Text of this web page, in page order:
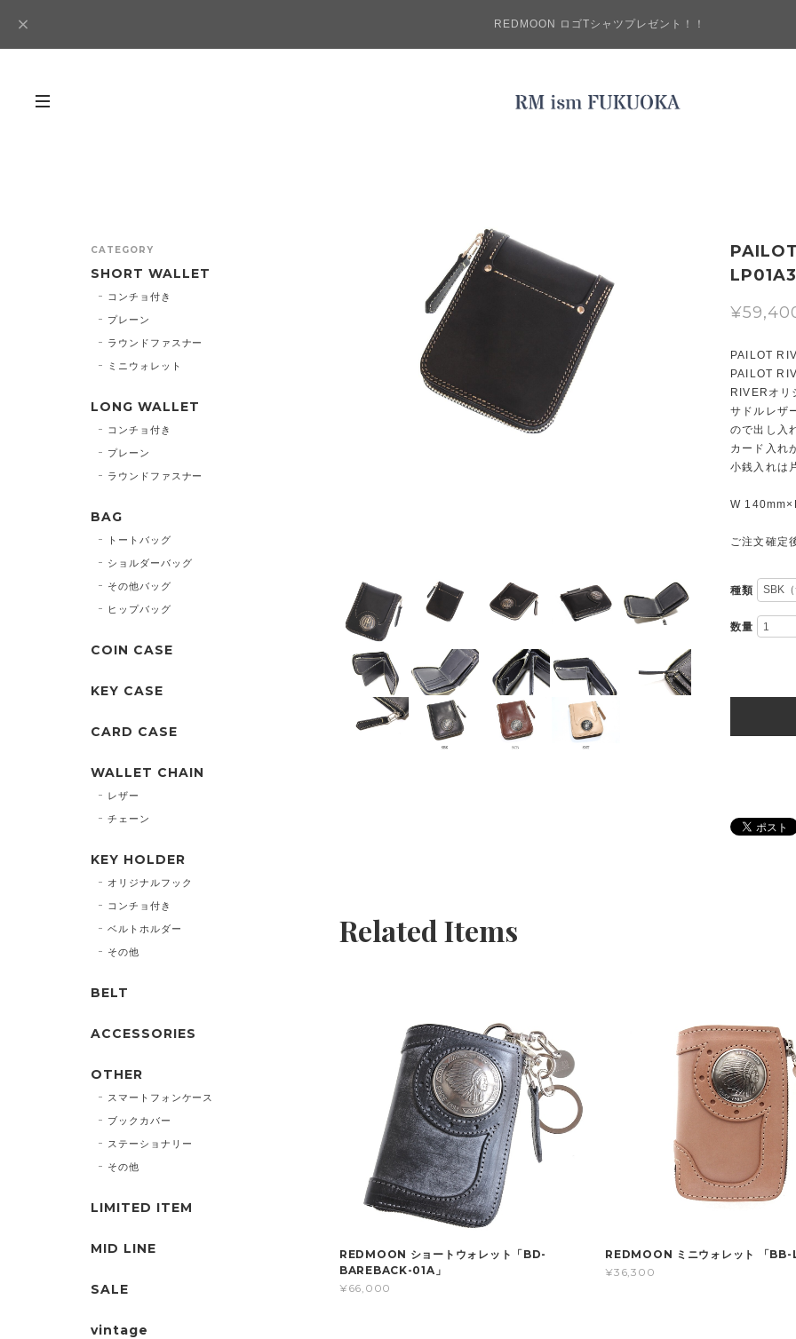
REDMOON ロゴTシャツプレゼント！！
PAILOT
PAILOT
RIVERオリ
サドルレザ
ので出し入
カード入れ
小銭入れは
W
ご注文確定
種類
数量
Related Items
REDMOON ショートウォレット「BD-
BAREBACK-01A」
¥66,000
REDMOON ミニウォレット 「
¥36,300
CATEGORY
SHORT WALLET
コンチョ付き
プレーン
ラウンドファスナー
ミニウォレット
LONG WALLET
コンチョ付き
プレーン
ラウンドファスナー
BAG
トートバッグ
ショルダーバッグ
その他バッグ
ヒップバッグ
COIN CASE
KEY CASE
CARD CASE
WALLET CHAIN
レザー
チェーン
KEY HOLDER
オリジナルフック
コンチョ付き
ベルトホルダー
その他
BELT
ACCESSORIES
OTHER
スマートフォンケース
ブックカバー
ステーショナリー
その他
LIMITED ITEM
MID LINE
SALE
vintage